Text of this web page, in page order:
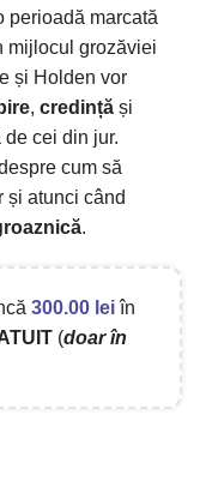
perioadă marcată
mijlocul grozăviei
și Holden vor
, credință și
cei din jur.
cum să
și atunci când
.
300.00 leiîn
(doar în